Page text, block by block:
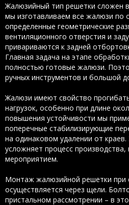
Жалюзийный тип решетки сложен
мы изготавливаем все жалюзи по
определенные геометрические
вентиляционного отверстия и
привариваются к задней
Главная задача на этапе
полностью готовые жалюзи.
ручных инструментов и большой
Жалюзи имеют свойство
нагрузок, особенно при длине
повышения устойчивости мы
поперечные стабилизирующие
на одинаковом удалении от
усложняет процесс
мероприятием.
Монтаж жалюзийной решетки при
осуществляется через щели.
пристальном рассмотрении – в